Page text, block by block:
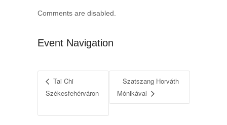
Comments are disabled.
Event Navigation
Tai Chi
Székesfehérváron
Szatszang Horváth
Mónikával